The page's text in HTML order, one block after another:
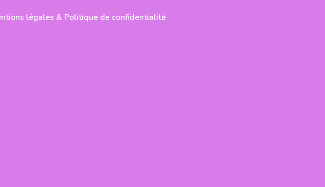
légales & Politique de confidentialité